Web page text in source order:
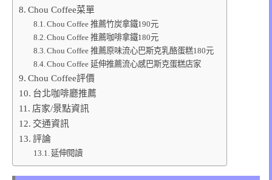
Chou Coffee菜單
Chou Coffee 推薦竹炭拿鐵190元
Chou Coffee 推薦咖啡拿鐵180元
Chou Coffee 推薦原味流心巴斯克乳酪蛋糕180元
Chou Coffee 延伸推薦流心感巴斯克蛋糕店家
Chou Coffee評價
台北咖啡廳推薦
店家/景點資訊
交通資訊
評論
延伸閱讀